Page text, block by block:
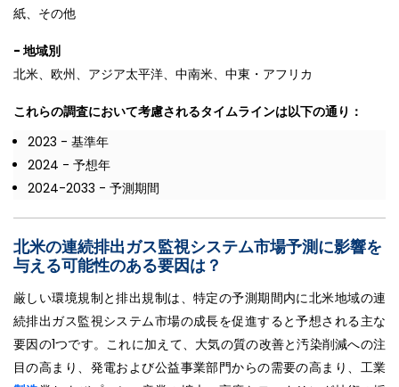
紙、その他
- 地域別
北米、欧州、アジア太平洋、中南米、中東・アフリカ
これらの調査において考慮されるタイムラインは以下の通り：
2023 - 基準年
2024 - 予想年
2024-2033 - 予測期間
北米の連続排出ガス監視システム市場予測に影響を
与える可能性のある要因は？
厳しい環境規制と排出規制は、特定の予測期間内に北米地域の連
続排出ガス監視システム市場の成長を促進すると予想される主な
要因の1つです。これに加えて、大気の質の改善と汚染削減への注
目の高まり、発電および公益事業部門からの需要の高まり、工業